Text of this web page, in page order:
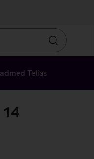
Otsin
Telias
14